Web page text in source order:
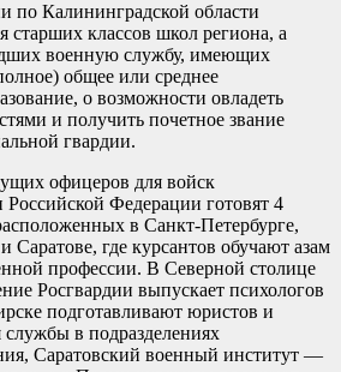
по Калининградской области
старших классов школ региона, а
военную службу, имеющих
общее или среднее
о возможности овладеть
и получить почетное звание
гвардии.
офицеров для войск
Федерации готовят 4
в Санкт-Петербурге,
где курсантов обучают азам
профессии. В Северной столице
Росгвардии выпускает психологов
подготавливают юристов и
в подразделениях
Саратовский военный институт —